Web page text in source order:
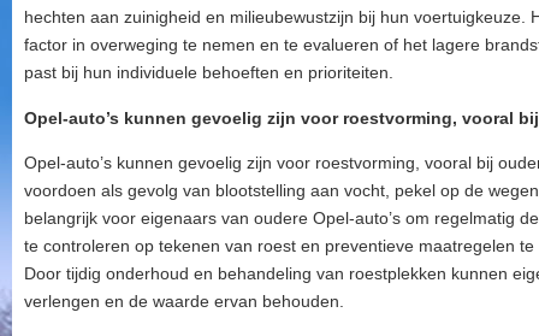
hechten aan zuinigheid en milieubewustzijn bij hun voertuigkeuze.
factor in overweging te nemen en te evalueren of het lagere
past bij hun individuele behoeften en prioriteiten.
Opel-auto’s kunnen gevoelig zijn voor roestvorming, vooral
Opel-auto’s kunnen gevoelig zijn voor roestvorming, vooral bij
voordoen als gevolg van blootstelling aan vocht, pekel op de
belangrijk voor eigenaars van oudere Opel-auto’s om regelmatig
te controleren op tekenen van roest en preventieve maatregelen
Door tijdig onderhoud en behandeling van roestplekken kunnen
verlengen en de waarde ervan behouden.